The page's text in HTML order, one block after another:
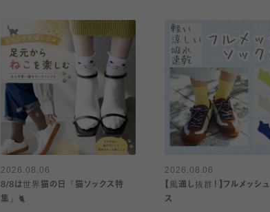
2026.08.06
8/8は世界猫の日『猫ソックス特
集』🐈
2026.08.06
【風通し抜群！】フルメッシ
ス